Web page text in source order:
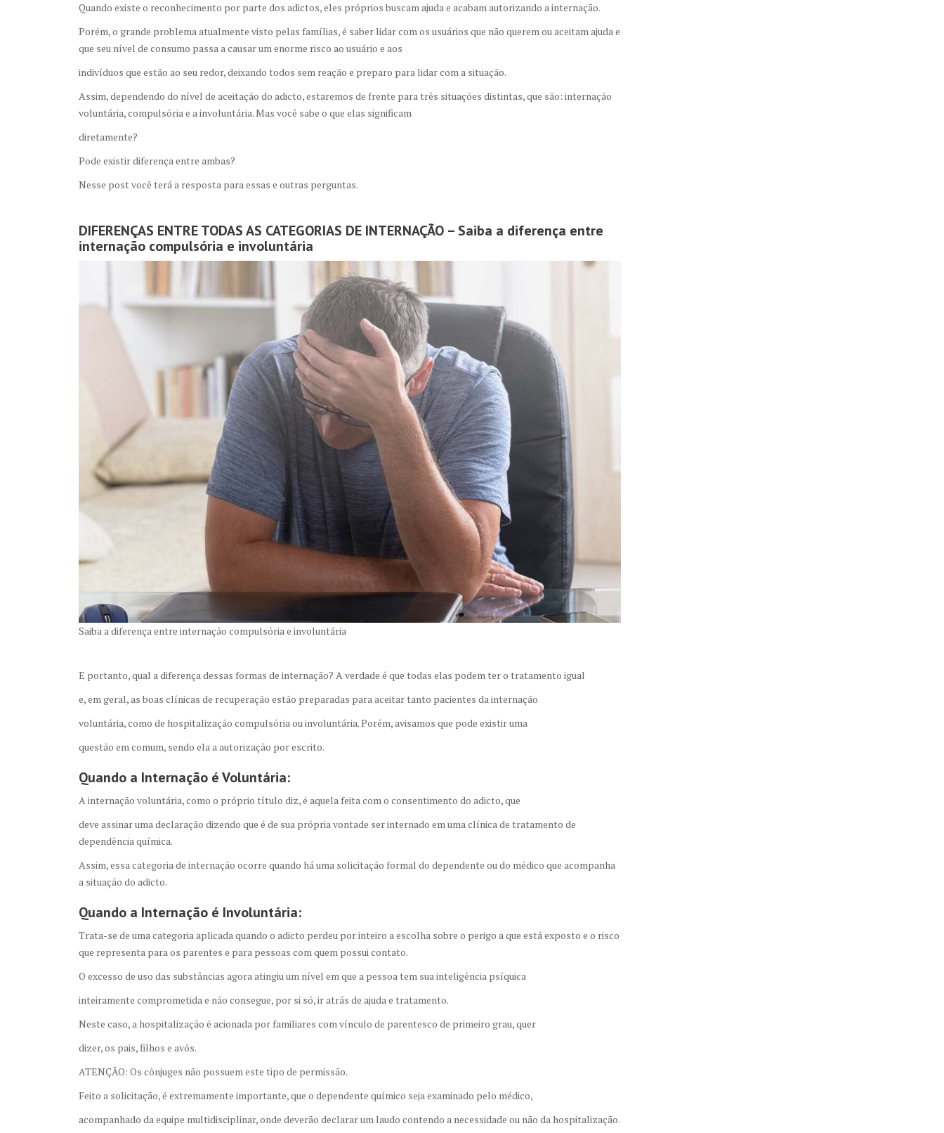
Quando existe o reconhecimento por parte dos adictos, eles próprios buscam ajuda e acabam autorizando a internação.
Porém, o grande problema atualmente visto pelas famílias, é saber lidar com os usuários que não querem ou aceitam ajuda e
que seu nível de consumo passa a causar um enorme risco ao usuário e aos
indivíduos que estão ao seu redor, deixando todos sem reação e preparo para lidar com a situação.
Assim, dependendo do nível de aceitação do adicto, estaremos de frente para três situações distintas, que são: internação
voluntária, compulsória e a involuntária. Mas você sabe o que elas significam
diretamente?
Pode existir diferença entre ambas?
Nesse post você terá a resposta para essas e outras perguntas.
DIFERENÇAS ENTRE TODAS AS CATEGORIAS DE INTERNAÇÃO – Saiba a diferença entre
internação compulsória e involuntária
Saiba a diferença entre internação compulsória e involuntária
E portanto, qual a diferença dessas formas de internação? A verdade é que todas elas podem ter o tratamento igual
e, em geral, as boas clínicas de recuperação estão preparadas para aceitar tanto pacientes da internação
voluntária, como de hospitalização compulsória ou involuntária. Porém, avisamos que pode existir uma
questão em comum, sendo ela a autorização por escrito.
Quando a Internação é Voluntária:
A internação voluntária, como o próprio título diz, é aquela feita com o consentimento do adicto, que
deve assinar uma declaração dizendo que é de sua própria vontade ser internado em uma clínica de tratamento de
dependência química.
Assim, essa categoria de internação ocorre quando há uma solicitação formal do dependente ou do médico que acompanha
a situação do adicto.
Quando a Internação é Involuntária:
Trata-se de uma categoria aplicada quando o adicto perdeu por inteiro a escolha sobre o perigo a que está exposto e o risco
que representa para os parentes e para pessoas com quem possui contato.
O excesso de uso das substâncias agora atingiu um nível em que a pessoa tem sua inteligência psíquica
inteiramente comprometida e não consegue, por si só, ir atrás de ajuda e tratamento.
Neste caso, a hospitalização é acionada por familiares com vínculo de parentesco de primeiro grau, quer
dizer, os pais, filhos e avós.
ATENÇÃO: Os cônjuges não possuem este tipo de permissão.
Feito a solicitação, é extremamente importante, que o dependente químico seja examinado pelo médico,
acompanhado da equipe multidisciplinar, onde deverão declarar um laudo contendo a necessidade ou não da hospitalização.